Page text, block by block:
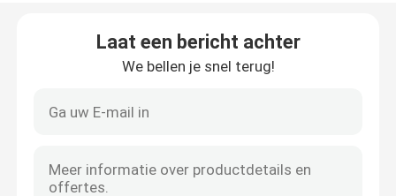
rc fotodocumentLaat een bericht achter
We bellen je snel terug!